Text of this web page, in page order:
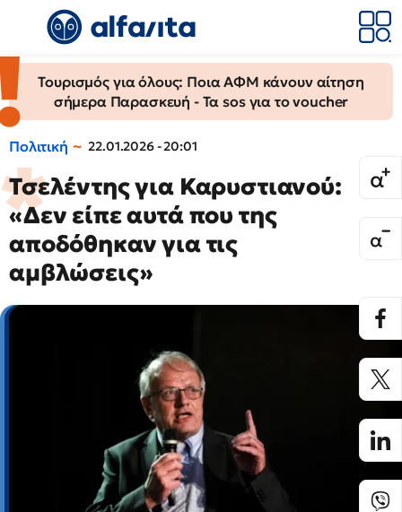
Τουρισμός για όλους: Ποια ΑΦΜ κάνουν αίτηση
σήμερα Παρασκευή - Τα sos για το voucher
Πολιτική 22.01.2026 - 20:01
Τσελέντης για Καρυστιανού:
«Δεν είπε αυτά που της
αποδόθηκαν για τις
αμβλώσεις»